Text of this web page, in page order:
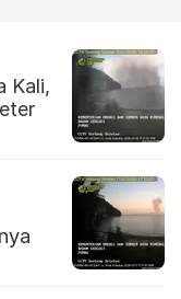
Kali,